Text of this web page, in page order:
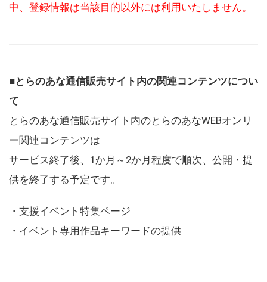
中、登録情報は当該目的以外には利用いたしません。
■とらのあな通信販売サイト内の関連コンテンツについ
て
とらのあな通信販売サイト内のとらのあなWEBオンリ
ー関連コンテンツは
サービス終了後、1か月～2か月程度で順次、公開・提
供を終了する予定です。
・支援イベント特集ページ
・イベント専用作品キーワードの提供